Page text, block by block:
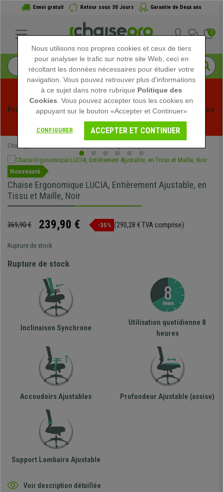
Envoi gratuit Retour sous 30 Jours Garantie de Deux ans
0
Profitez des soldes d'été chez Chaisepro ! Des réductions
exclusives pour une durée limitée - Voir l'offre
Chaisepro
Nouveauté
Chaise Ergonomique LUCIA, Entièrement Ajustable, en
Tissu et Maille, Noir
369,90 € 239,90 € -35% (290,28 € TVA comprise)
Rupture de stock
Rupture de stock
Inclinaison Synchrone
Utilisation quotidienne 8
heures
Accoudoirs Ajustables Profondeur Ajustable (assise)
Support Lombaire Ajustable
Voir description détaillée
Nous utilisons nos propres cookies et ceux de tiers
pour analyser le trafic sur notre site Web, ceci en
récoltant les données nécessaires pour étudier votre
navigation. Vous pouvez retrouver plus d'informations
à ce sujet dans notre rubrique Politique des
Cookies . Vous pouvez accepter tous les cookies en
appuyant sur le bouton «Accepter et Continuer»
CONFIGURER ACCEPTER ET CONTINUER